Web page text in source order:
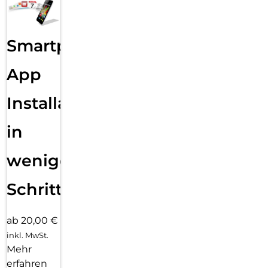
Glass schnell, einfach und exakt. Das Ergebnis: kein schiefes
Aufliegen des Screen Protectors auf dem Display, keine
verdeckten Öffnungen für Lautsprecher oder Mikrofone und
erst recht keine Blasen unter dem Schutzglas.
Smartphone
App
Installation
in
wenigen
Schritten
ab 20,00 €
inkl. MwSt.
Mehr
erfahren